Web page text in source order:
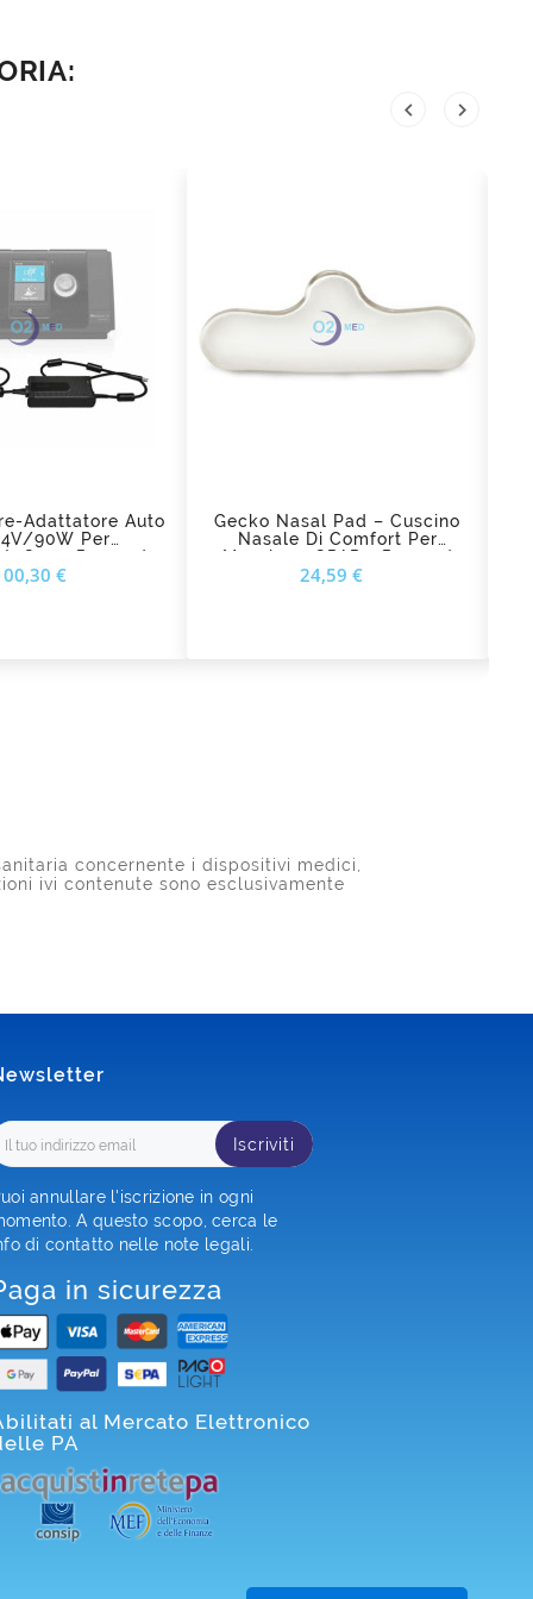
 
Adattatore Auto
90W Per
Resmed
€
Gecko Nasal Pad – Cuscino
Nasale Di Comfort Per
Maschera CPAP - Resmed
24,59 €
concernente i dispositivi medici,
ivi contenute sono esclusivamente
Iscriviti
annullare l'iscrizione in ogni
A questo scopo, cerca le
di contatto nelle note legali.
in sicurezza
al Mercato Elettronico
PA